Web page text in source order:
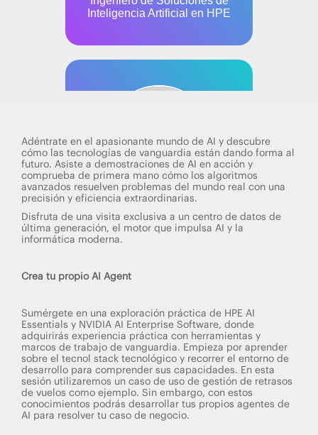
Adéntrate en el apasionante mundo de AI y descubre
cómo las tecnologías de vanguardia están dando forma al
futuro. Asiste a demostraciones de AI en acción y
comprueba de primera mano cómo los algoritmos
avanzados resuelven problemas del mundo real con una
precisión y eficiencia extraordinarias.
Disfruta de una visita exclusiva a un centro de datos de
última generación, el motor que impulsa AI y la
informática moderna.
Crea tu propio AI Agent
Sumérgete en una exploración práctica de HPE AI
Essentials y NVIDIA AI Enterprise Software, donde
adquirirás experiencia práctica con herramientas y
marcos de trabajo de vanguardia. Empieza por aprender
sobre el tecnol stack tecnológico y recorrer el entorno de
desarrollo para comprender sus capacidades. En esta
sesión utilizaremos un caso de uso de gestión de retrasos
de vuelos como ejemplo. Sin embargo, con estos
conocimientos podrás desarrollar tus propios agentes de
AI para resolver tu caso de negocio.